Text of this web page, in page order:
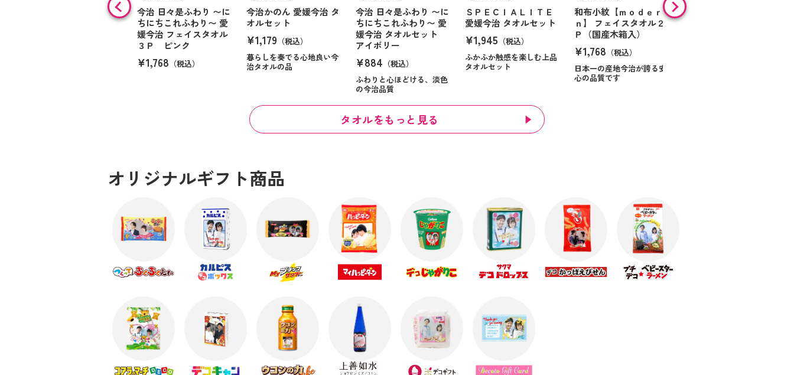
今治 日々是ふわり 〜に
ちにちこれふわり〜 愛
媛今治 フェイスタオル
３Ｐ ピンク
¥1,768 （税込）
今治かのん 愛媛今治 タ
オルセット
¥1,179 （税込）
暮らしを奏でる心地良い今
治タオルの品
今治 日々是ふわり 〜に
ちにちこれふわり〜 愛
媛今治 タオルセット
アイボリー
¥884 （税込）
ふわりと心ほどける、淡色
の今治品質
ＳＰＥＣＩＡＬＩＴＥ
愛媛今治 タオルセット
¥1,945 （税込）
ふかふか触感を楽しむ上品
タオルセット
和布小紋【ｍｏｄｅｒ
ｎ】 フェイスタオル２
Ｐ（国産木箱入）
¥1,768 （税込）
日本一の産地今治が誇る安
心の品質です
¥1,320
タオルをもっと見る
オリジナルギフト商品